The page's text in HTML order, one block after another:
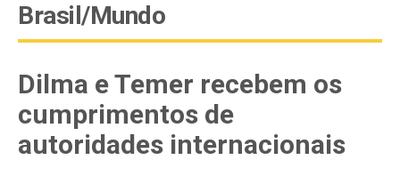
Brasil/Mundo
Dilma e Temer recebem os
cumprimentos de
autoridades internacionais